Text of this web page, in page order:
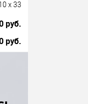
x 33
руб.
руб.